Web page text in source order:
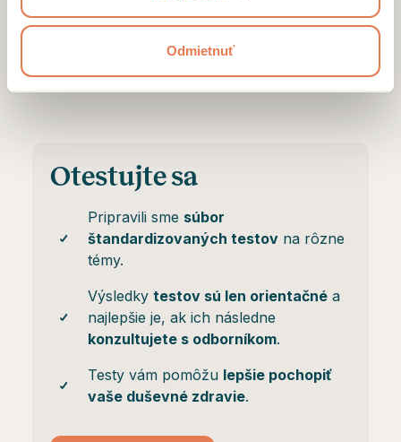
Odmietnuť
Otestujte sa
Pripravili sme súbor
štandardizovaných testov na rôzne
témy.
Výsledky testov sú len orientačné a
najlepšie je, ak ich následne
konzultujete s odborníkom.
Testy vám pomôžu lepšie pochopiť
vaše duševné zdravie.